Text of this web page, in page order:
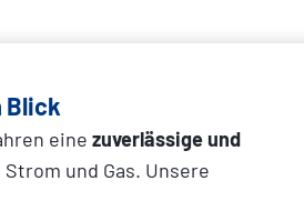
Blick
eine zuverlässige und
und Gas. Unsere